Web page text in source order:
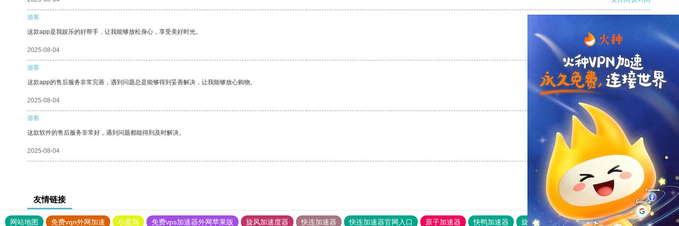
游客
这款app是我娱乐的好帮手，让我能够放松身心，享受美好时光。
2025-08-04
游客
这款app的售后服务非常完善，遇到问题总是能够得到妥善解决，让我能够放心购物。
2025-08-04 反对
游客
这款软件的售后服务非常好，遇到问题都能得到及时解决。
2025-08-04 反对[0]
友情链接
网站地图 免费vqn外网加速 小蓝鸟 免费vps加速器外网苹果版 旋风加速度器 快连加速器 快连加速器官网入口 原子加速器 快鸭加速器 旋风加速度器 外网网址导航 软件中心